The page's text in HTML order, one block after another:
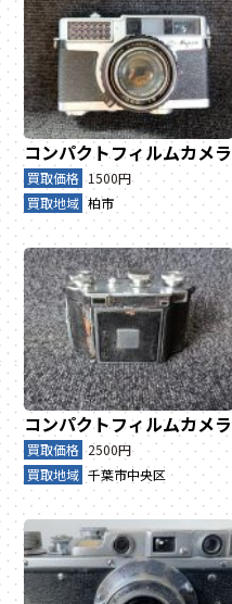
コンパクトフィルムカメラ
買取価格 1500円
買取地域 柏市
コンパクトフィルムカメラ
買取価格 2500円
買取地域 千葉市中央区